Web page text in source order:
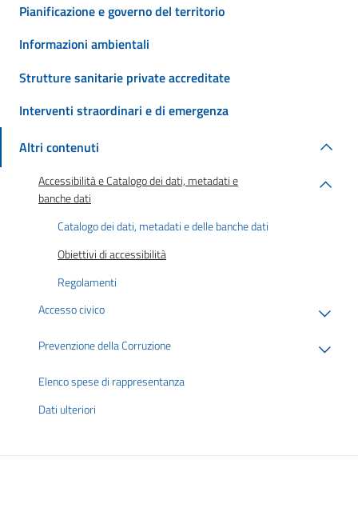
Pianificazione e governo del territorio
Informazioni ambientali
Strutture sanitarie private accreditate
Interventi straordinari e di emergenza
Altri contenuti
Accessibilità e Catalogo dei dati, metadati e
banche dati
Catalogo dei dati, metadati e delle banche dati
Obiettivi di accessibilità
Regolamenti
Accesso civico
Prevenzione della Corruzione
Elenco spese di rappresentanza
Dati ulteriori